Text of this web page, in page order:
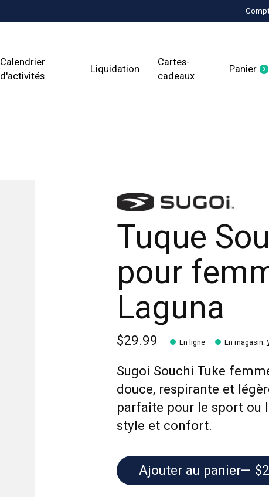
Calendrier
d'activités
Liquidation
Cartes-
cadeaux
Panier 0
Tuque
pour
Laguna
$29.99 En ligne En magasin:
Sugoi Souchi Tuke
douce, respirante et
parfaite pour le sport ou
style et confort.
Ajouter au panier —